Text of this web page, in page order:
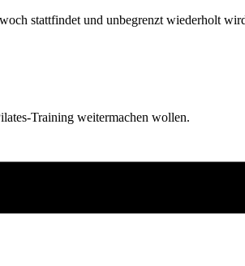
stattfindet und unbegrenzt wiederholt
Training weitermachen wollen.